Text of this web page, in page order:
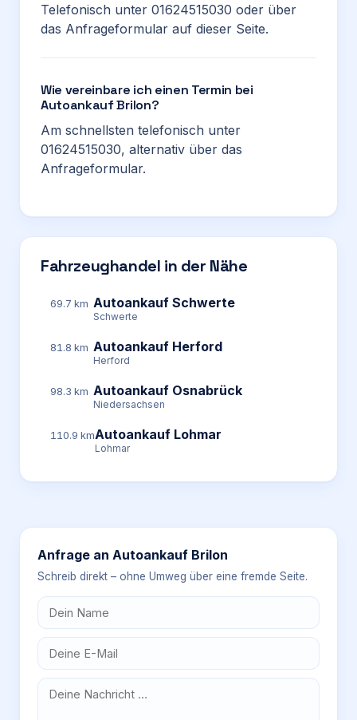
Telefonisch unter 01624515030 oder über
das Anfrageformular auf dieser Seite.
Wie vereinbare ich einen Termin bei
Autoankauf Brilon?
Am schnellsten telefonisch unter
01624515030, alternativ über das
Anfrageformular.
Fahrzeughandel in der Nähe
69.7 km Autoankauf Schwerte
Schwerte
81.8 km Autoankauf Herford
Herford
98.3 km Autoankauf Osnabrück
Niedersachsen
110.9 kmAutoankauf Lohmar
Lohmar
Anfrage an Autoankauf Brilon
Schreib direkt – ohne Umweg über eine fremde Seite.